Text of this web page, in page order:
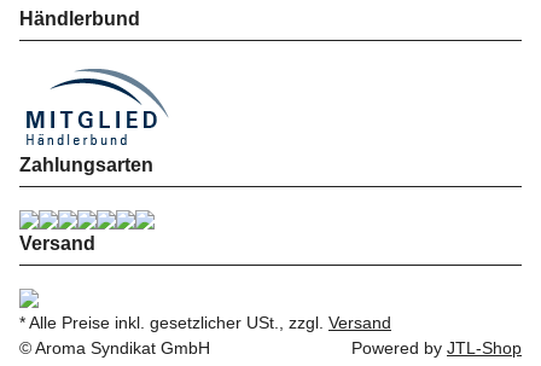
Händlerbund
Zahlungsarten
Versand
* Alle Preise inkl. gesetzlicher USt., zzgl. Versand
© Aroma Syndikat GmbH
Powered by JTL-Shop